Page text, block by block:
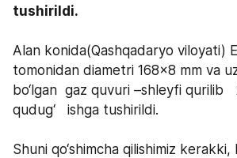
tushirildi.
Alan konida(Qashqadaryo viloyati)
tomonidan diametri 168x8 mm va
bo‘lgan  gaz quvuri –shleyfi qurilib
qudug‘   ishga tushirildi.
Shuni qo‘shimcha qilishimiz kerakki,